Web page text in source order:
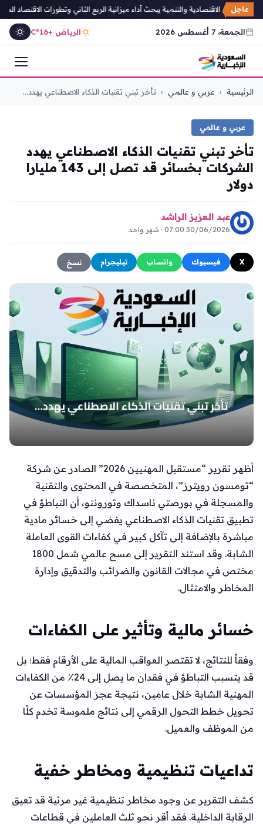
عاجل
الاقتصادية والتنمية يبحث أداء ميزانية الربع الثاني وتطورات الاقتصاد العالمي
الجمعة، 7 أغسطس 2026 الرياض +16°C
التجاوز
الرئيسية › عربي و عالمي › تأخر تبني تقنيات الذكاء الاصطناعي يهدد...
عربي و عالمي
تأخر تبني تقنيات الذكاء الاصطناعي يهدد
الشركات بخسائر قد تصل إلى 143 مليارا
دولار
عبد العزيز الراشد
30/06/2026 07:00 · شهر واحد
X فيسبوك واتساب تيليجرام نسخ
أظهر تقرير “مستقبل المهنيين 2026” الصادر عن شركة
“تومسون رويترز”، المتخصصة في المحتوى والتقنية
والمسجلة في بورصتي ناسداك وتورونتو، أن التباطؤ في
تطبيق تقنيات الذكاء الاصطناعي يفضي إلى خسائر مادية
مباشرة بالإضافة إلى تآكل كبير في كفاءات القوى العاملة
الشابة. وقد استند التقرير إلى مسح عالمي شمل 1800
مختص في مجالات القانون والضرائب والتدقيق وإدارة
المخاطر والامتثال.
خسائر مالية وتأثير على الكفاءات
وفقاً للنتائج، لا تقتصر العواقب المالية على الأرقام فقط؛ بل
قد يتسبب التباطؤ في فقدان ما يصل إلى 24٪ من الكفاءات
المهنية الشابة خلال عامين، نتيجة عجز المؤسسات عن
تحويل خطط التحول الرقمي إلى نتائج ملموسة تخدم كلًا
من الموظف والعميل.
تداعيات تنظيمية ومخاطر خفية
كشف التقرير عن وجود مخاطر تنظيمية غير مرئية قد تعيق
الرقابة الداخلية. فقد أقر نحو ثلث العاملين في قطاعات